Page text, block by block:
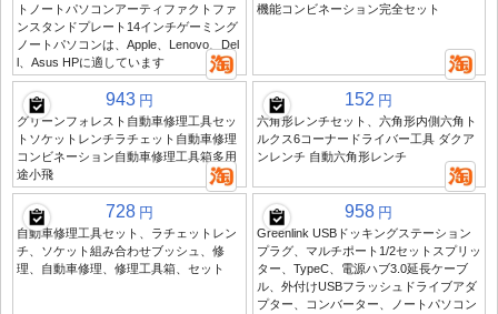
トノートパソコンアーティファクトファ
ンスタンドプレート14インチゲーミング
ノートパソコンは、Apple、Lenovo、Del
l、Asus HPに適しています
機能コンビネーション完全セット
943 円
グリーンフォレスト自動車修理工具セッ
トソケットレンチラチェット自動車修理
コンビネーション自動車修理工具箱多用
途小飛
152 円
六角形レンチセット、六角形内側六角ト
ルクス6コーナードライバー工具 ダクア
ンレンチ 自動六角形レンチ
728 円
自動車修理工具セット、ラチェットレン
チ、ソケット組み合わせブッシュ、修
理、自動車修理、修理工具箱、セット
958 円
Greenlink USBドッキングステーション
プラグ、マルチポート1/2セットスプリッ
ター、TypeC、電源ハブ3.0延長ケーブ
ル、外付けUSBフラッシュドライブアダ
プター、コンバーター、ノートパソコン